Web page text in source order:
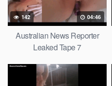
142 04:46
Australian News Reporter
Leaked Tape 7